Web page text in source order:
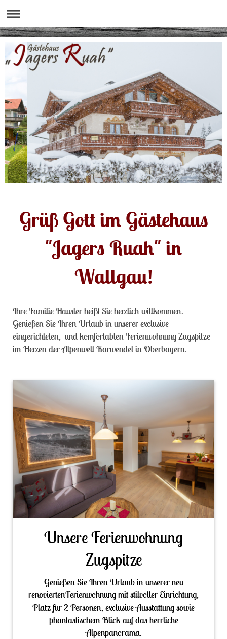
Grüß Gott im Gästehaus
"Jagers Ruah" in
Wallgau!
Ihre Familie Hausler heißt Sie herzlich willkommen.
Genießen Sie Ihren Urlaub in unserer exclusive
eingerichteten, und komfortablen Ferienwohnung Zugspitze
im Herzen der Alpenwelt Karwendel in Oberbayern.
Unsere Ferienwohnung
Zugspitze
Genießen Sie Ihren Urlaub in unserer neu
renoviertenFerienwohnung mit stilvoller Einrichtung,
Platz für 2 Personen, exclusive Ausstattung sowie
phantastischem Blick auf das herrliche
Alpenpanorama.